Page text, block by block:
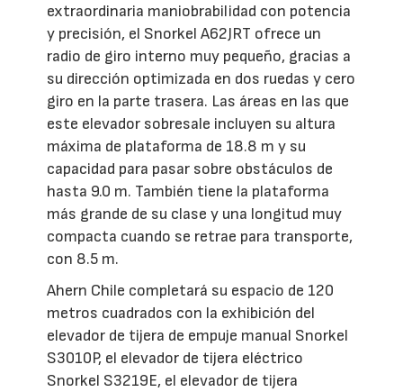
extraordinaria maniobrabilidad con potencia
y precisión, el Snorkel A62JRT ofrece un
radio de giro interno muy pequeño, gracias a
su dirección optimizada en dos ruedas y cero
giro en la parte trasera. Las áreas en las que
este elevador sobresale incluyen su altura
máxima de plataforma de 18.8 m y su
capacidad para pasar sobre obstáculos de
hasta 9.0 m. También tiene la plataforma
más grande de su clase y una longitud muy
compacta cuando se retrae para transporte,
con 8.5 m.
Ahern Chile completará su espacio de 120
metros cuadrados con la exhibición del
elevador de tijera de empuje manual Snorkel
S3010P, el elevador de tijera eléctrico
Snorkel S3219E, el elevador de tijera